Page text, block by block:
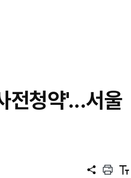
전청약'...서울
공
프
텍